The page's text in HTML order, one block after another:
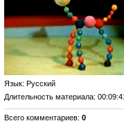
Язык: Русский
Длительность материала:
Всего комментариев: 0